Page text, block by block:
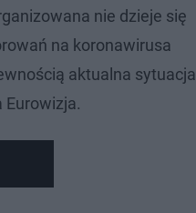
nie dzieje się
na koronawirusa
aktualna sytuacja